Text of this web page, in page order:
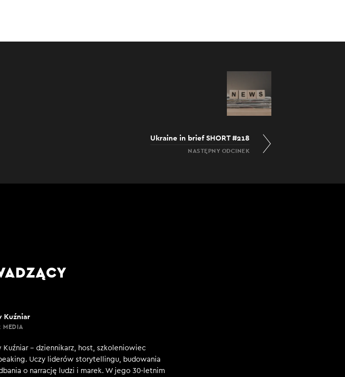
Ukraine in brief SHORT #218
NASTĘPNY ODCINEK
Kuźniar
MEDIA
Kuźniar – dziennikarz, host, szkoleniowiec
Uczy liderów storytellingu, budowania
o narrację ludzi i marek. W jego 30-letnim